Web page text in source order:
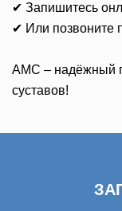
✔ Запишитесь
✔ Или позвоните
AMC – надёжный
суставов!